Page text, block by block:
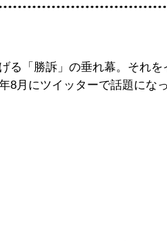
る「勝訴」の垂れ幕。それを
8月にツイッターで話題にな